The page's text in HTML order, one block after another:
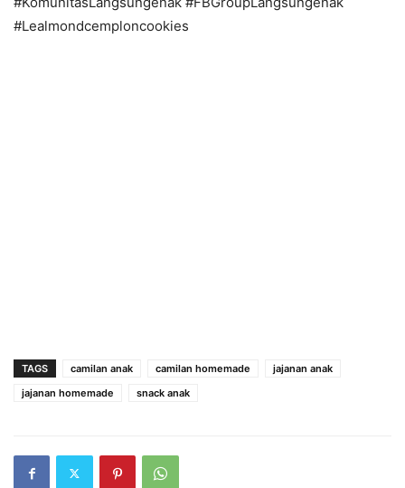
#Lealmondcemploncookies
TAGS camilan anak camilan homemade
jajanan anak
jajanan homemade
snack anak